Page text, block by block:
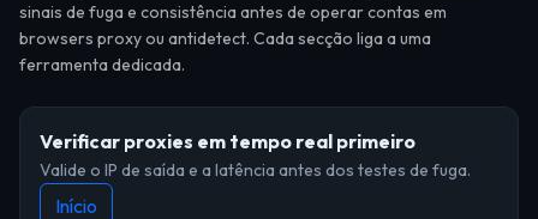
sinais de fuga e consistência antes de operar contas em
browsers proxy ou antidetect. Cada secção liga a uma
ferramenta dedicada.
Verificar proxies em tempo real primeiro
Valide o IP de saída e a latência antes dos testes de fuga.
Início